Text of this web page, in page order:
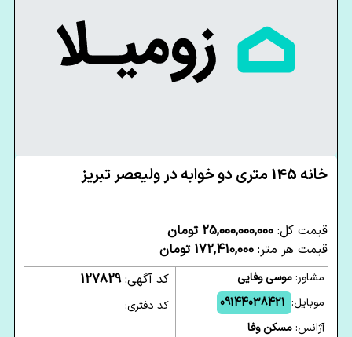
خانه 145 متری دو خوابه در ولیعصر تبریز
قیمت کل: 25,000,000,000 تومان
قیمت هر متر: 172,410,000 تومان
مشاور:موسی وفایی
موبایل: 09144038421
آژانس:مسکن وفا
کد آگهی:127829
کد دفتری: